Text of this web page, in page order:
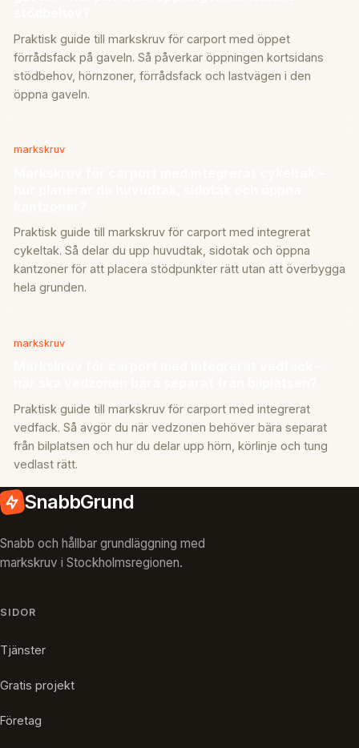
Praktisk guide till markskruv för carport med öppet
förrådsfack på gaveln. Så påverkar öppningen kortsidans
stödbehov, hörnzoner, förrådsfack och lastvägen i den
öppna gaveln.
markskruv
Praktisk guide till markskruv för carport med integrerat
cykeltak. Så delar du upp huvudtak, sidotak och öppna
kantzoner för att placera stödpunkter rätt utan att överbygga
hela grunden.
markskruv
Praktisk guide till markskruv för carport med integrerat
vedfack. Så avgör du när vedzonen behöver bära separat
från bilplatsen och hur du delar upp hörn, körlinje och tung
vedlast rätt.
SnabbGrund
Snabb och hållbar grundläggning med
markskruv i Stockholmsregionen.
SIDOR
Tjänster
Gratis projekt
Företag